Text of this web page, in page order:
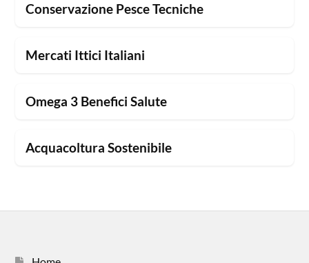
Conservazione Pesce Tecniche
Mercati Ittici Italiani
Omega 3 Benefici Salute
Acquacoltura Sostenibile